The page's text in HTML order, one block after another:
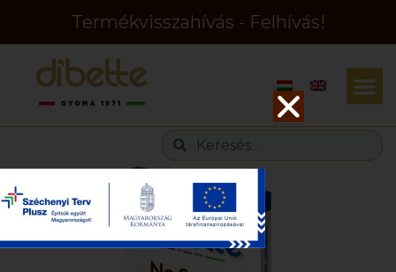
Termékvisszahívás - Felhívás!